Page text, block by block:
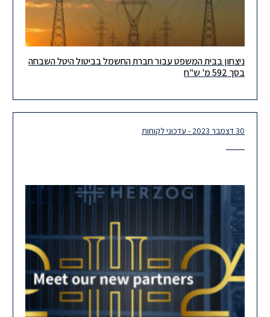
"עמדת הועדה המקומית אינה מתיישבת עם טובת הציבור, ובעיקר עם
ניצחון בבית המשפט עבור חברת החשמל בביטול היטל השבחה
בסך 592 מ' ש"ח
30 דצמבר 2023 - עדכוני לקוחות